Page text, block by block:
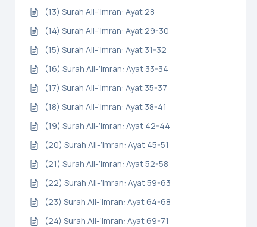
(13) Surah Ali-‘Imran: Ayat 28
(14) Surah Ali-‘Imran: Ayat 29-30
(15) Surah Ali-‘Imran: Ayat 31-32
(16) Surah Ali-‘Imran: Ayat 33-34
(17) Surah Ali-‘Imran: Ayat 35-37
(18) Surah Ali-‘Imran: Ayat 38-41
(19) Surah Ali-‘Imran: Ayat 42-44
(20) Surah Ali-‘Imran: Ayat 45-51
(21) Surah Ali-‘Imran: Ayat 52-58
(22) Surah Ali-‘Imran: Ayat 59-63
(23) Surah Ali-‘Imran: Ayat 64-68
(24) Surah Ali-‘Imran: Ayat 69-71